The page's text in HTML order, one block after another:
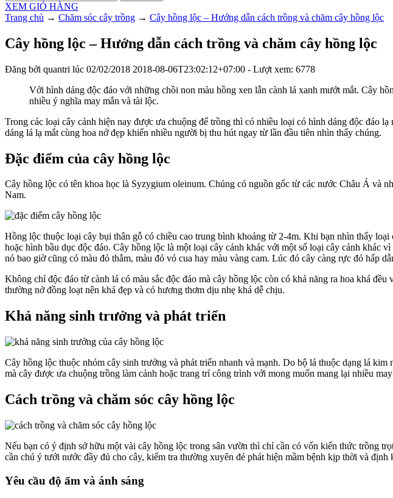
XEM GIỎ HÀNG
Trang chủ → Chăm sóc cây trồng → Cây hồng lộc – Hướng dẫn cách trồng và chăm cây hồng lộc
Cây hồng lộc – Hướng dẫn cách trồng và chăm cây hồng lộc
Đăng bởi quantri lúc 02/02/2018 2018-08-06T23:02:12+07:00 - Lượt xem: 6778
Với hình dáng độc đáo với những chồi non màu hồng xen lẫn cành lá xanh mướt mắt. Cây
nhiều ý nghĩa may mắn và tài lộc.
Trong các loại cây cảnh hiện nay được ưa chuộng để trồng thì có nhiều loại có hình dáng độc đáo
dáng lá lạ mắt cùng hoa nở đẹp khiến nhiều người bị thu hút ngay từ lần đầu tiên nhìn thấy chúng.
Đặc điểm của cây hồng lộc
Cây hồng lộc có tên khoa học là Syzygium oleinum. Chúng có nguồn gốc từ các nước Châu Á và
Nam.
Hồng lộc thuộc loại cây bụi thân gỗ có chiều cao trung bình khoảng từ 2-4m. Khi bạn nhìn thấy
hoặc hình bầu dục độc đáo. Cây hồng lộc là một loại cây cảnh khác với một số loại cây cảnh
nó bao giờ cũng có màu đỏ thắm, màu đỏ vỏ cua hay màu vàng cam. Lúc đó cây càng rực đỏ hấp
Không chỉ độc đáo từ cành lá có màu sắc độc đáo mà cây hồng lộc còn có khả năng ra hoa khá
thường nở đồng loạt nên khá đẹp và có hương thơm dịu nhẹ khá dễ chịu.
Khả năng sinh trưởng và phát triển
Cây hồng lộc thuộc nhóm cây sinh trưởng và phát triển nhanh và mạnh. Do bộ lá thuộc dạng lá
mà cây được ưa chuộng trồng làm cảnh hoặc trang trí công trình với mong muốn mang lại nhiều
Cách trồng và chăm sóc cây hồng lộc
Nếu bạn có ý định sở hữu một vài cây hồng lộc trong sân vườn thì chỉ cần có vốn kiến thức trồng
cần chú ý tưới nước đầy đủ cho cây, kiểm tra thường xuyên đẻ phát hiện mầm bệnh kịp thời và định
Yêu cầu độ ẩm và ánh sáng